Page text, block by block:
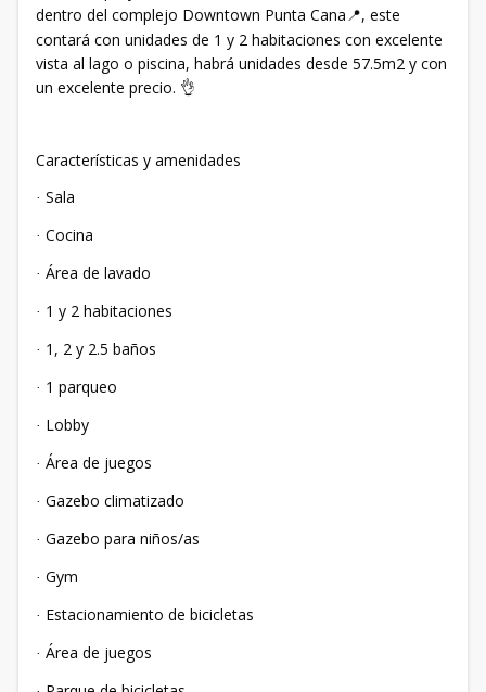
dentro del complejo Downtown Punta Cana 📍, este
contará con unidades de 1 y 2 habitaciones con excelente
vista al lago o piscina, habrá unidades desde 57.5m2 y con
un excelente precio. 👌
Características y amenidades
· Sala
· Cocina
· Área de lavado
· 1 y 2 habitaciones
· 1, 2 y 2.5 baños
· 1 parqueo
· Lobby
· Área de juegos
· Gazebo climatizado
· Gazebo para niños/as
· Gym
· Estacionamiento de bicicletas
· Área de juegos